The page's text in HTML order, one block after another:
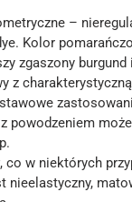
–
Kolor
zgaszony burgund
z
powodzeniem
, co w niektórych